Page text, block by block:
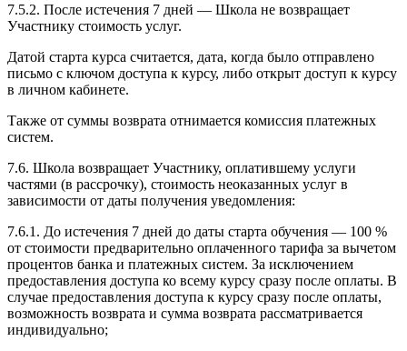
7.5.2. После истечения 7 дней — Школа не возвращает
Участнику стоимость услуг.
Датой старта курса считается, дата, когда было отправлено
письмо с ключом доступа к курсу, либо открыт доступ к курсу
в личном кабинете.
Также от суммы возврата отнимается комиссия платежных
систем.
7.6. Школа возвращает Участнику, оплатившему услуги
частями (в рассрочку), стоимость неоказанных услуг в
зависимости от даты получения уведомления:
7.6.1. До истечения 7 дней до даты старта обучения — 100 %
от стоимости предварительно оплаченного тарифа за вычетом
процентов банка и платежных систем. За исключением
предоставления доступа ко всему курсу сразу после оплаты. В
случае предоставления доступа к курсу сразу после оплаты,
возможность возврата и сумма возврата рассматривается
индивидуально;